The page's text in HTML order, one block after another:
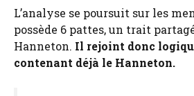
L’analyse se poursuit sur les
possède 6 pattes, un trait
Hanneton. Il rejoint donc
contenant déjà le Hanneton.